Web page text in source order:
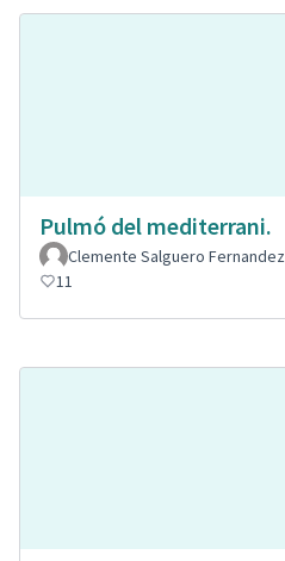
Pulmó del mediterrani.
Clemente Salguero Fernandez
11